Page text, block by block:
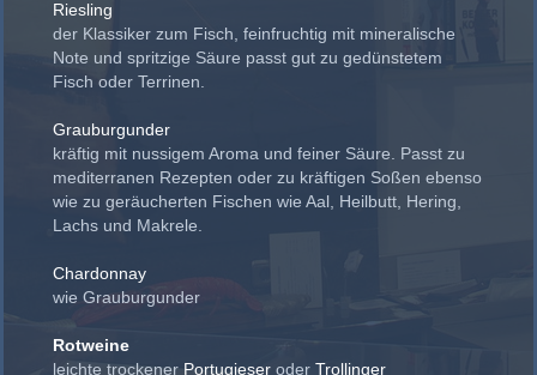
Riesling
der Klassiker zum Fisch, feinfruchtig mit mineralische
Note und spritzige Säure passt gut zu gedünstetem
Fisch oder Terrinen.
Grauburgunder
kräftig mit nussigem Aroma und feiner Säure. Passt zu
mediterranen Rezepten oder zu kräftigen Soßen ebenso
wie zu geräucherten Fischen wie Aal, Heilbutt, Hering,
Lachs und Makrele.
Chardonnay
wie Grauburgunder
Rotweine
leichte trockener Portugieser oder Trollinger